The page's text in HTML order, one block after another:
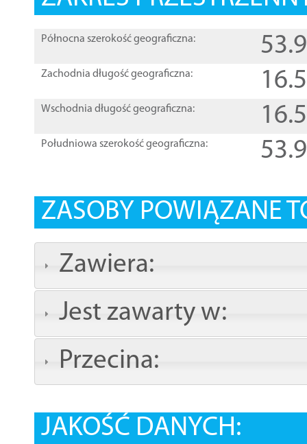
Północna szerokość geograficzna:
Zachodnia długość geograficzna:
Wschodnia długość geograficzna:
Południowa szerokość geograficzna:
ZASOBY POWIĄZANE
Zawiera:
Jest zawarty w:
Przecina:
JAKOŚĆ DANYCH: